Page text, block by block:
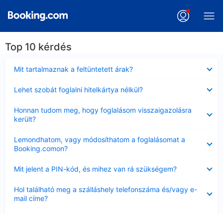
Top 10 kérdés
Mit tartalmaznak a feltüntetett árak?
Lehet szobát foglalni hitelkártya nélkül?
Honnan tudom meg, hogy foglalásom visszaigazolásra
került?
Lemondhatom, vagy módosíthatom a foglalásomat a
Booking.comon?
Mit jelent a PIN-kód, és mihez van rá szükségem?
Hol található meg a szálláshely telefonszáma és/vagy e-
mail címe?